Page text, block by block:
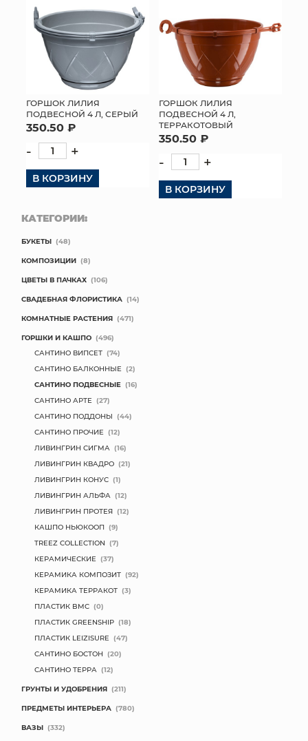
ГОРШОК ЛИЛИЯ
ПОДВЕСНОЙ 4 Л, СЕРЫЙ
350.50 ₽
- +
В КОРЗИНУ
ГОРШОК ЛИЛИЯ
ПОДВЕСНОЙ 4 Л,
ТЕРРАКОТОВЫЙ
350.50 ₽
- +
В КОРЗИНУ
КАТЕГОРИИ:
БУКЕТЫ (48)
КОМПОЗИЦИИ (8)
ЦВЕТЫ В ПАЧКАХ (106)
СВАДЕБНАЯ ФЛОРИСТИКА (14)
КОМНАТНЫЕ РАСТЕНИЯ (471)
ГОРШКИ И КАШПО (496)
САНТИНО ВИПСЕТ (74)
САНТИНО БАЛКОННЫЕ (2)
САНТИНО ПОДВЕСНЫЕ (16)
САНТИНО АРТЕ (27)
САНТИНО ПОДДОНЫ (44)
САНТИНО ПРОЧИЕ (12)
ЛИВИНГРИН СИГМА (16)
ЛИВИНГРИН КВАДРО (21)
ЛИВИНГРИН КОНУС (1)
ЛИВИНГРИН АЛЬФА (12)
ЛИВИНГРИН ПРОТЕЯ (12)
КАШПО НЬЮКООП (9)
TREEZ COLLECTION (7)
КЕРАМИЧЕСКИЕ (37)
КЕРАМИКА КОМПОЗИТ (92)
КЕРАМИКА ТЕРРАКОТ (3)
ПЛАСТИК BMC (0)
ПЛАСТИК GREENSHIP (18)
ПЛАСТИК LEIZISURE (47)
САНТИНО БОСТОН (20)
САНТИНО ТЕРРА (12)
ГРУНТЫ И УДОБРЕНИЯ (211)
ПРЕДМЕТЫ ИНТЕРЬЕРА (780)
ВАЗЫ (332)